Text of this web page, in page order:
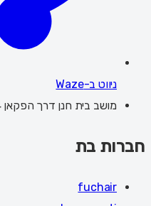
ניווט ב-Waze
מושב בית חנן דרך הפקאן 4
חברות בת
fuchair